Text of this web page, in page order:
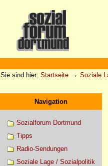
Werkzeuge
Sie sind hier: Startseite → Soziale
Navigation
Sozialforum Dortmund
Tipps
Radio-Sendungen
Soziale Lage / Sozialpolitik